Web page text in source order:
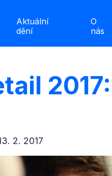
Aktuální
dění
O
nás
2. 2017